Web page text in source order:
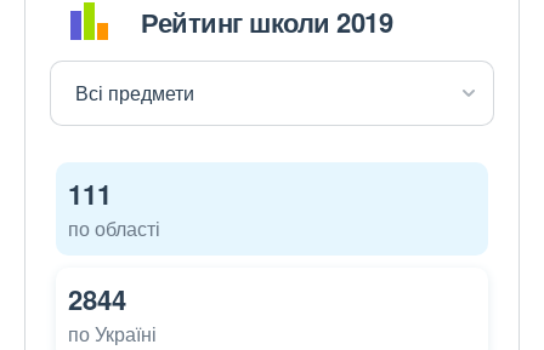
Рейтинг школи 2019
111
по області
2844
по Україні